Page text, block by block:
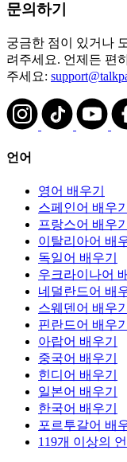
문의하기
궁금한 점이 있거나
려주세요. 언제든 편
주세요:
언어
영어 배우기
스페인어 배우기
프랑스어 배우기
이탈리아어 배
독일어 배우기
우크라이나어
네덜란드어 배
스웨덴어 배우기
핀란드어 배우기
아랍어 배우기
중국어 배우기
힌디어 배우기
일본어 배우기
한국어 배우기
포르투갈어 배
119개 이상의